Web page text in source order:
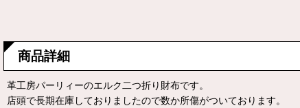
商品詳細
革工房パーリィーのエルク二つ折り財布です。
店頭で長期在庫しておりましたので数か所傷がついております。